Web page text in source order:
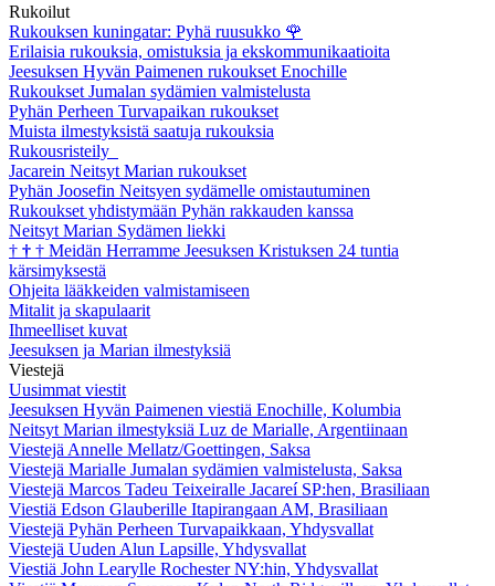
Rukoilut
Rukouksen kuningatar: Pyhä ruusukko 🌹
Erilaisia rukouksia, omistuksia ja ekskommunikaatioita
Jeesuksen Hyvän Paimenen rukoukset Enochille
Rukoukset Jumalan sydämien valmistelusta
Pyhän Perheen Turvapaikan rukoukset
Muista ilmestyksistä saatuja rukouksia
Rukousristeily
Jacarein Neitsyt Marian rukoukset
Pyhän Joosefin Neitsyen sydämelle omistautuminen
Rukoukset yhdistymään Pyhän rakkauden kanssa
Neitsyt Marian Sydämen liekki
† † † Meidän Herramme Jeesuksen Kristuksen 24 tuntia
kärsimyksestä
Ohjeita lääkkeiden valmistamiseen
Mitalit ja skapulaarit
Ihmeelliset kuvat
Jeesuksen ja Marian ilmestyksiä
Viestejä
Uusimmat viestit
Jeesuksen Hyvän Paimenen viestiä Enochille, Kolumbia
Neitsyt Marian ilmestyksiä Luz de Marialle, Argentiinaan
Viestejä Annelle Mellatz/Goettingen, Saksa
Viestejä Marialle Jumalan sydämien valmistelusta, Saksa
Viestejä Marcos Tadeu Teixeiralle Jacareí SP:hen, Brasiliaan
Viestiä Edson Glauberille Itapirangaan AM, Brasiliaan
Viestejä Pyhän Perheen Turvapaikkaan, Yhdysvallat
Viestejä Uuden Alun Lapsille, Yhdysvallat
Viestiä John Learylle Rochester NY:hin, Yhdysvallat